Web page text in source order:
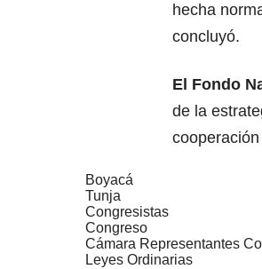
hecha
concluyó.
El Fondo
de la
Boyacá
Tunja
Congresistas
Congreso
Cámara Representantes
Leyes Ordinarias